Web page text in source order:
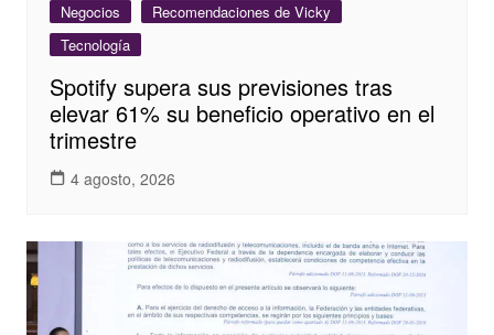
Negocios
Recomendaciones de Vicky
Tecnología
Spotify supera sus previsiones tras
elevar 61% su beneficio operativo en el
trimestre
4 agosto, 2026